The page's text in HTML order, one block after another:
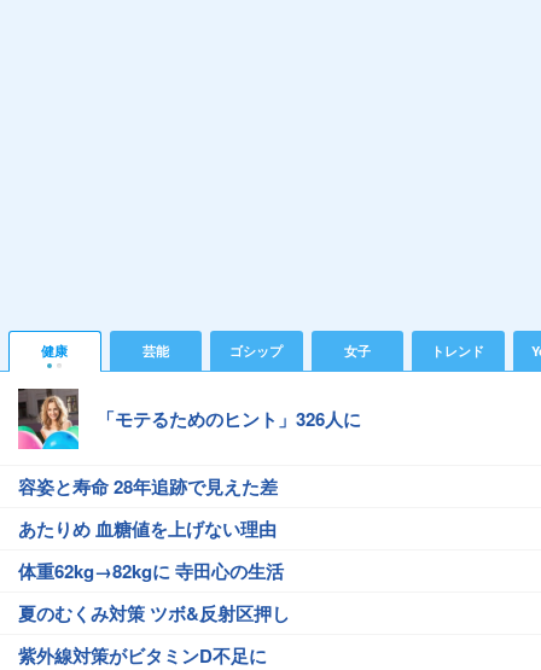
健康 芸能 ゴシップ 女子 トレンド
「モテるためのヒント」326人に
容姿と寿命 28年追跡で見えた差
あたりめ 血糖値を上げない理由
体重62kg→82kgに 寺田心の生活
夏のむくみ対策 ツボ&反射区押し
紫外線対策がビタミンD不足に